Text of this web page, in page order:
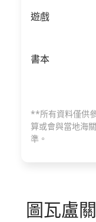
遊戲
書本
**所有資料僅供
算或會與當地海
準。
圖瓦盧